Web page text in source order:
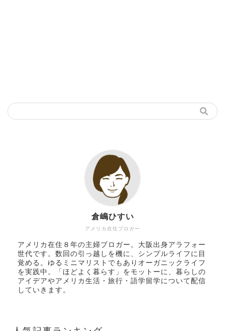
アメリカ在住ブロガー
倉嶋ひすい
アメリカ在住８年の主婦ブロガー。大阪出身アラフォー
世代です。数回の引っ越しを機に、シンプルライフに目
覚める。ゆるミニマリストでもありオーガニックライフ
を実践中。「ほどよく暮らす」をモットーに、暮らしの
アイデアやアメリカ生活・旅行・語学留学について配信
していきます。